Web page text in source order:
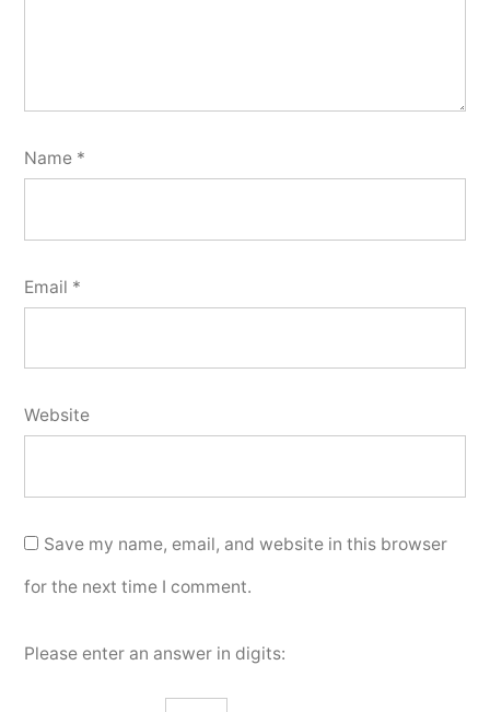
Name *
Email *
Website
Save my name, email, and website in this browser
for the next time I comment.
Please enter an answer in digits: